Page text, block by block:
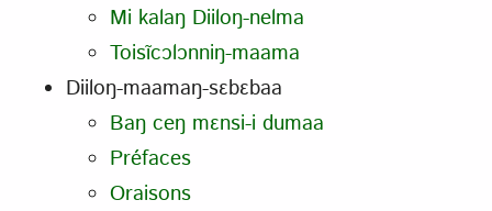
Mi kalaŋ Diiloŋ-nelma
Toisĩcɔlɔnniŋ-maama
Diiloŋ-maamaŋ-sɛbɛbaa
Baŋ ceŋ mɛnsi-i dumaa
Préfaces
Oraisons